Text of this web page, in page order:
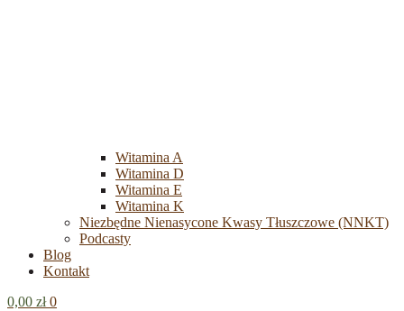
Witamina A
Witamina D
Witamina E
Witamina K
Niezbędne Nienasycone Kwasy Tłuszczowe (NNKT)
Podcasty
Blog
Kontakt
0,00 zł 0